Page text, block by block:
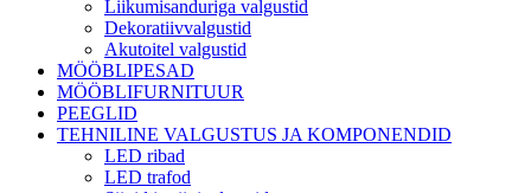
Liikumisanduriga valgustid
Dekoratiivvalgustid
Akutoitel valgustid
MÖÖBLIPESAD
MÖÖBLIFURNITUUR
PEEGLID
TEHNILINE VALGUSTUS JA KOMPONENDID
LED ribad
LED trafod